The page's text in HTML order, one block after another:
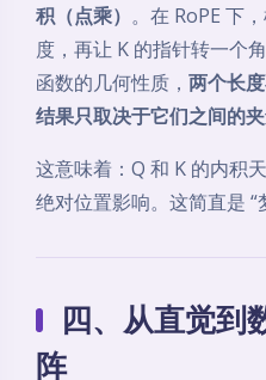
积（点乘） 。在 RoPE 下
度，再让 K 的指针转一个
函数的几何性质， 两个长
结果只取决于它们之间的
这意味着：Q 和 K 的内积
绝对位置影响。这简直是 “
四、从直觉到
阵